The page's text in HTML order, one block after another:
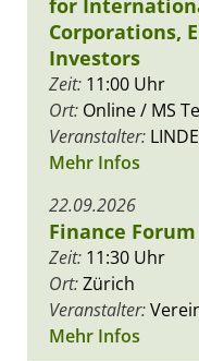
for
Corporations,
Investors
Zeit: 11:00 Uhr
Ort: Online / MS
Veranstalter:
Mehr Infos
22.09.2026
Finance
Zeit: 11:30 Uhr
Ort:Zürich
Veranstalter:
Mehr Infos